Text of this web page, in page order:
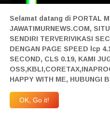
Maujual Gandeng AXIS
Home| Login| Privacy|
Produk|
Adv| Mitra| Staff
Abraham | @2019 All Right Reserved |
Maju | Anggardaya
Selamat datang di PORTAL
JAWATIMURNEWS.COM,
SENDIRI TERVERIVIKASI
DENGAN PAGE SPEED lcp
SECOND, CLS 0.19, KAMI
HAPPY WITH ME, HUBUNGI
OK, Go it!